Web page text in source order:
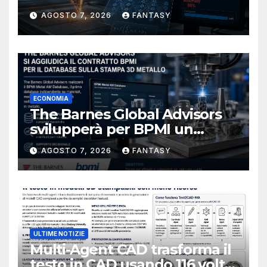
del bagno di fusione
AGOSTO 7, 2026 FANTASY
ECONOMIA
The Barnes Global Advisors
svilupperà per BPMI un
database per la stampa 3D
metallica destinata alla filiera
navale statunitense
AGOSTO 7, 2026 FANTASY
ULTIME NOTIZIE
Multi-Agent CAD trasforma il